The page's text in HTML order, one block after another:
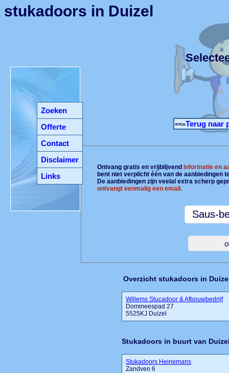
Zoeken
Offerte
Contact
Disclaimer
Links
stukadoors in Duizel
<<=Terug naar
Ontvang gratis en vrijblijvendinformatie en
bent niet verplicht één van de aanbiedingen
De aanbiedingen zijn veelal extra scherp
ontvangt eenmalig een email.
Overzicht stukadoors in
Willems Stucadoor & Afbouwbedrijf
Domineespad 27
5525KJ Duizel
Stukadoors in buurt van
Stukadoors Heinemans
Zandven 6